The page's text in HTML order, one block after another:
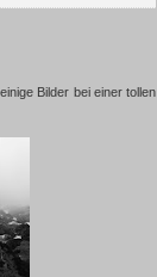
Bilder bei einer tollen